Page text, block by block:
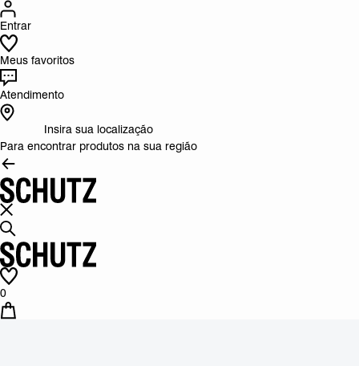
Entrar
Meus favoritos
Atendimento
Insira sua localização
Para encontrar produtos na sua região
0